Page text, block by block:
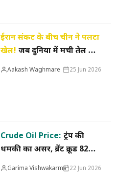
ईरान संकट के बीच चीन ने पलटा
खेल! जब दुनिया में मची तेल की
मारामारी, शी जिनपिंग ने दिखा
Aakash Waghmare 25 Jun 2026
Crude Oil Price: ट्रंप की
धमकी का असर, ब्रेंट क्रूड 82
डॉलर पार, WTI में भी तेज
Garima Vishwakarma 22 Jun 2026